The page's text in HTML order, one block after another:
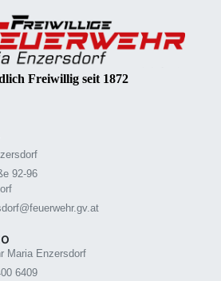
Freiwillig seit 1872
92-96
Maria Enzersdorf
6409